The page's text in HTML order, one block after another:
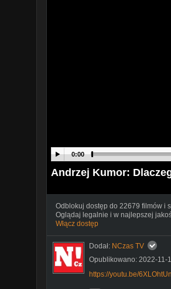
0:00
Andrzej Kumor:
Odblokuj dostęp do 22679 filmów i
Oglądaj legalnie i w najlepszej
Włącz dostęp
Dodał: NCzas TV
Opublikowano: 2022-11-
https://youtu.be/